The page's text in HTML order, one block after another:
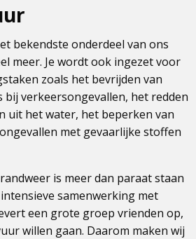
bekendste onderdeel van ons
meer. Je wordt ook ingezet voor
zoals het bevrijden van
bij verkeersongevallen, het redden
uit het water, het beperken van
met gevaarlijke stoffen
is meer dan paraat staan
samenwerking met
een grote groep vrienden op,
willen gaan. Daarom maken wij